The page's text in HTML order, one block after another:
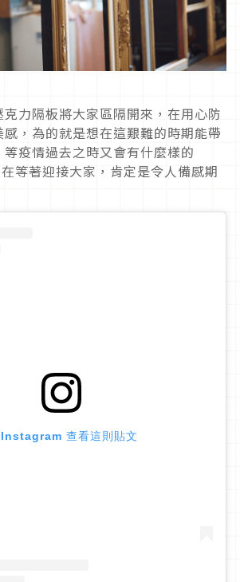
力隔板將大家區隔開來，在用心防
，為的就是想在這艱難的時期能帶
疫情過去之時又會有什麼樣的
等著迎接大家，肯定是令人備感期
查看這則貼文